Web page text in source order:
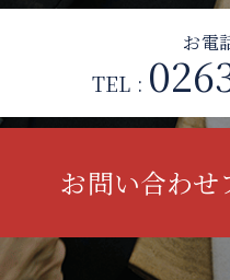
お電
TEL :
お問い合わせ